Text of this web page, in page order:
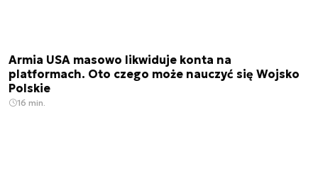
Armia USA masowo likwiduje konta na
platformach. Oto czego może nauczyć się Wojsko
Polskie
16 min.